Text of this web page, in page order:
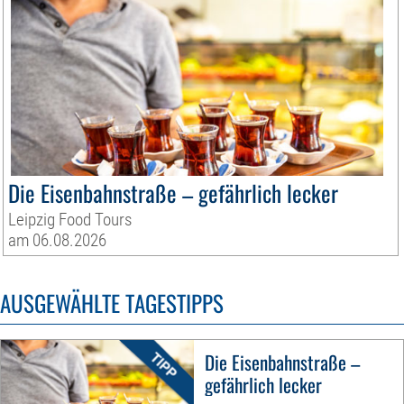
Die Eisenbahnstraße – gefährlich lecker
Leipzig Food Tours
am 06.08.2026
AUSGEWÄHLTE TAGESTIPPS
Die Eisenbahnstraße –
gefährlich lecker